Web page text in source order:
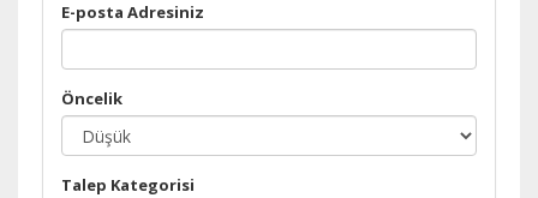
E-posta Adresiniz
Öncelik
Talep Kategorisi